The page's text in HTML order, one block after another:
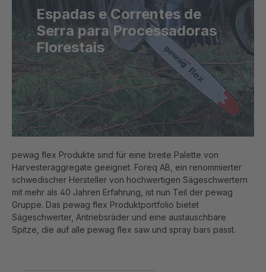
Espadas e Correntes de
Serra para Processadoras
Florestais
pewag flex Produkte sind für eine breite Palette von
Harvesteraggregate geeignet. Foreq AB, ein renommierter
schwedischer Hersteller von hochwertigen Sägeschwertern
mit mehr als 40 Jahren Erfahrung, ist nun Teil der pewag
Gruppe. Das pewag flex Produktportfolio bietet
Sägeschwerter, Antriebsräder und eine austauschbare
Spitze, die auf alle pewag flex saw und spray bars passt.